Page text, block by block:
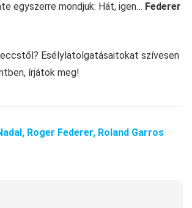
egyszerre mondjuk: Hát, igen… Federer
Esélylatolgatásaitokat szívesen
írjátok meg!
Roger Federer, Roland Garros